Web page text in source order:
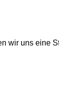
wir uns eine